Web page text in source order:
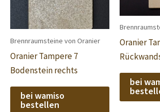
Brennraumsteine von Oranier
Oranier Tampere 7
Bodenstein rechts
bei wamiso
bestellen
Oranier
bei